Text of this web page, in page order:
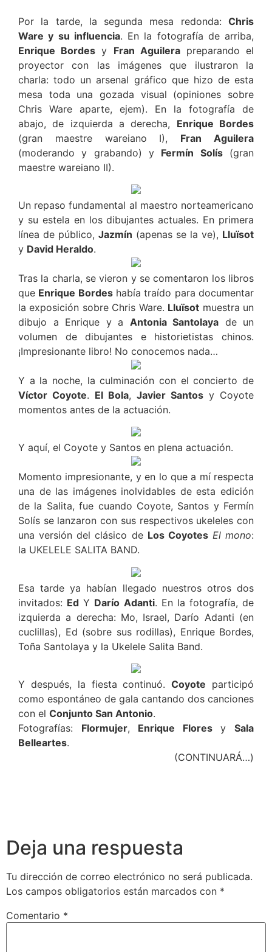
Por la tarde, la segunda mesa redonda: Chris
Ware y su influencia. En la fotografía de arriba,
Enrique Bordes y Fran Aguilerapreparando el
proyector con las imágenes que ilustraron la
charla: todo un arsenal gráfico que hizo de esta
mesa toda una gozada visual (opiniones sobre
Chris Ware aparte, ejem). En la fotografía de
abajo, de izquierda a derecha, Enrique Bordes
(gran maestre wareiano I), Fran Aguilera
(moderando y grabando) y Fermín Solís(gran
maestre wareiano II).
Un repaso fundamental al maestro norteamericano
y su estela en los dibujantes actuales. En primera
línea de público, Jazmín (apenas se la ve), Lluïsot
y David Heraldo.
Tras la charla, se vieron y se comentaron los libros
que Enrique Bordeshabía traído para documentar
la exposición sobre Chris Ware. Lluïsot muestra un
dibujo a Enrique y a Antonia Santolaya de un
volumen de dibujantes e historietistas chinos.
¡Impresionante libro! No conocemos nada…
Y a la noche, la culminación con el concierto de
Víctor Coyote. El Bola, Javier Santos y Coyote
momentos antes de la actuación.
Y aquí, el Coyote y Santos en plena actuación.
Momento impresionante, y en lo que a mí respecta
una de las imágenes inolvidables de esta edición
de la Salita, fue cuando Coyote, Santos y Fermín
Solís se lanzaron con sus respectivos ukeleles con
una versión del clásico de Los Coyotes El mono:
la UKELELE SALITA BAND.
Esa tarde ya habían llegado nuestros otros dos
invitados: Ed Y Darío Adanti. En la fotografía, de
izquierda a derecha: Mo, Israel, Darío Adanti (en
cuclillas), Ed (sobre sus rodillas), Enrique Bordes,
Toña Santolaya y la Ukelele Salita Band.
Y después, la fiesta continuó.Coyote participó
como espontáneo de gala cantando dos canciones
con el Conjunto San Antonio.
Fotografías: Flormujer, Enrique FloresySala
Belleartes.
(CONTINUARÁ…)
Deja una respuesta
Tu dirección de correo electrónico no será publicada.
Los campos obligatorios están marcados con *
Comentario *